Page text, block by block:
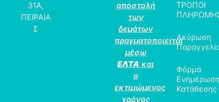
31Α,
ΠΕΙΡΑΙΑ
Σ
αποστολή
των
δεμάτων
πραγματοποιείται
μέσω
ΕΛΤΑ και
ο
εκτιμώμενος
χρόνος
ΤΡΟΠΟΙ
Ακύρωση
Φόρμα
Κατάθεσης